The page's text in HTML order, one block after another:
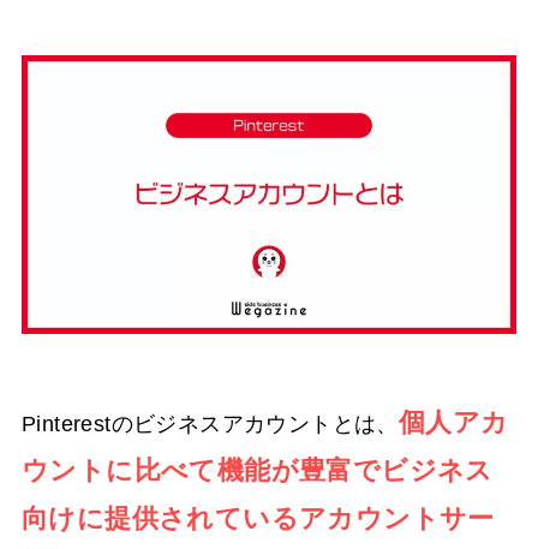
Pinterestのビジネスアカウントとは、 個人アカ
ウントに比べて機能が豊富でビジネス
向けに提供されているアカウントサー